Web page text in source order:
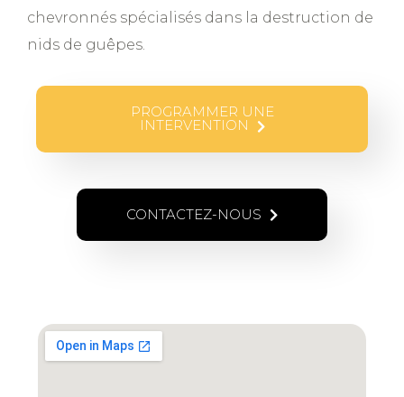
chevronnés spécialisés dans la destruction de
nids de guêpes.
PROGRAMMER UNE
INTERVENTION
CONTACTEZ-NOUS